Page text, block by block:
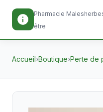
Pharmacie
être
Accueil›Boutique›Perte de